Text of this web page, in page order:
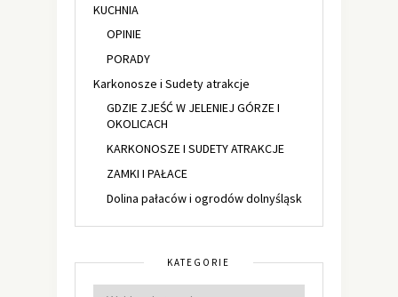
KUCHNIA
OPINIE
PORADY
Karkonosze i Sudety atrakcje
GDZIE ZJEŚĆ W JELENIEJ GÓRZE I
OKOLICACH
KARKONOSZE I SUDETY ATRAKCJE
ZAMKI I PAŁACE
Dolina pałaców i ogrodów dolnyśląsk
KATEGORIE